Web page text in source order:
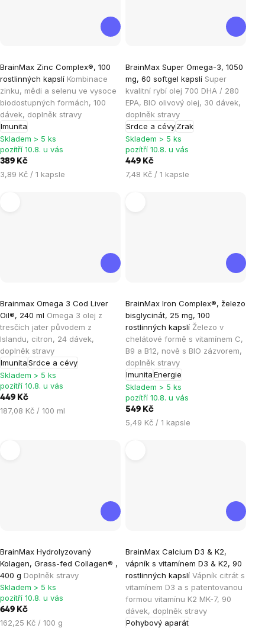
BrainMax Zinc Complex®, 100
rostlinných kapslí Kombinace
zinku, mědi a selenu ve vysoce
biodostupných formách, 100
dávek, doplněk stravy
Imunita
hodnocení
produktu
je
4,9
z
5
hvězdiček.
Skladem > 5 ks
pozítří 10.8. u vás
389 Kč
Měrná
3,89 Kč / 1 kapsle
BrainMax Super Omega-3, 1050
mg, 60 softgel kapslí Super
kvalitní rybí olej 700 DHA / 280
EPA, BIO olivový olej, 30 dávek,
doplněk stravy
Srdce a cévyZrak
hodnocení
produktu
je
5,0
z
5
hvězdiček.
Skladem > 5 ks
pozítří 10.8. u vás
449 Kč
Měrná
7,48 Kč / 1 kapsle
Brainmax Omega 3 Cod Liver
Oil®, 240 ml Omega 3 olej z
tresčích jater původem z
Islandu, citron, 24 dávek,
doplněk stravy
ImunitaSrdce a cévy
hodnocení
produktu
je
5,0
z
5
hvězdiček.
Skladem > 5 ks
pozítří 10.8. u vás
449 Kč
Měrná
187,08 Kč / 100 ml
BrainMax Iron Complex®, železo
bisglycinát, 25 mg, 100
rostlinných kapslí Železo v
chelátové formě s vitamínem C,
B9 a B12, nově s BIO zázvorem,
doplněk stravy
ImunitaEnergie
hodnocení
produktu
je
4,8
z
5
hvězdiček.
Skladem > 5 ks
pozítří 10.8. u vás
549 Kč
Měrná
5,49 Kč / 1 kapsle
BrainMax Hydrolyzovaný
Kolagen, Grass-fed Collagen® ,
400 g Doplněk stravy
hodnocení
produktu
je
4,8
z
Skladem > 5 ks
pozítří 10.8. u vás
649 Kč
Měrná
162,25 Kč / 100 g
BrainMax Calcium D3 & K2,
vápník s vitamínem D3 & K2, 90
rostlinných kapslí Vápník citrát s
vitamínem D3 a s patentovanou
formou vitamínu K2 MK-7, 90
dávek, doplněk stravy
Pohybový aparát
hodnocení
produktu
je
4,8
z